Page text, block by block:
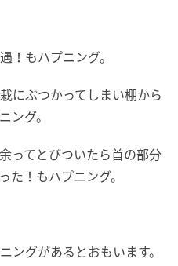
！もハプニング。
にぶつかってしまい棚から
ング。
ってとびついたら首の部分
た！もハプニング。
ングがあるとおもいます。